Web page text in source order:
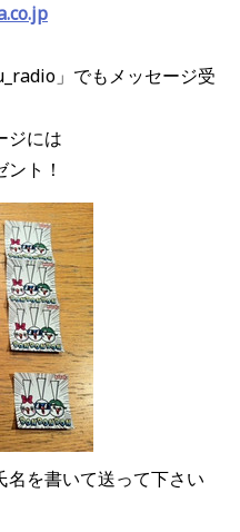
」でもメッセージ受
ジには
ト！
を書いて送って下さい